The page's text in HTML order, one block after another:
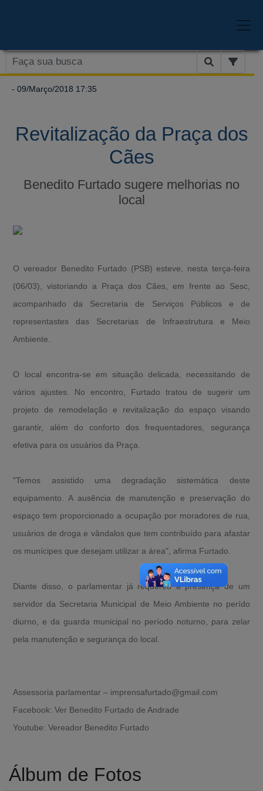
- 09/Março/2018 17:35
Revitalização da Praça dos
Cães
Benedito Furtado sugere melhorias no
local
O vereador Benedito Furtado (PSB) esteve, nesta terça-feira
(06/03), vistoriando a Praça dos Cães, em frente ao Sesc,
acompanhado da Secretaria de Serviços Públicos e de
representastes das Secretarias de Infraestrutura e Meio
Ambiente.
O local encontra-se em situação delicada, necessitando de
vários ajustes. No encontro, Furtado tratou de sugerir um
projeto de remodelação e revitalização do espaço visando
garantir, além do conforto dos frequentadores, segurança
efetiva para os usuários da Praça.
"Temos assistido uma degradação sistemática deste
equipamento. A ausência de manutenção e preservação do
espaço tem proporcionado a ocupação por moradores de rua,
usuários de droga e vândalos que tem contribuído para afastar
os munícipes que desejam utilizar a área", afirma Furtado.
Diante disso, o parlamentar já requereu a presença de um
servidor da Secretaria Municipal de Meio Ambiente no perído
diurno, e da guarda municipal no período noturno, para zelar
pela manutenção e segurança do local.
Assessoria parlamentar – imprensafurtado@gmail.com
Facebook: Ver Benedito Furtado de Andrade
Youtube: Vereador Benedito Furtado
Álbum de Fotos